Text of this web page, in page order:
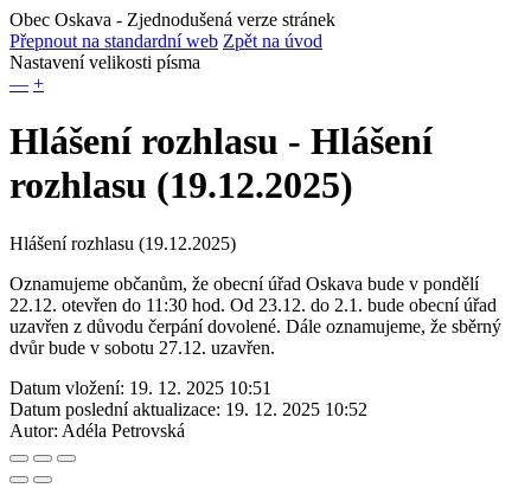
Obec Oskava - Zjednodušená verze stránek
Přepnout na standardní web Zpět na úvod
Nastavení velikosti písma
— +
Hlášení rozhlasu - Hlášení
rozhlasu (19.12.2025)
Hlášení rozhlasu (19.12.2025)
Oznamujeme občanům, že obecní úřad Oskava bude v pondělí
22.12. otevřen do 11:30 hod. Od 23.12. do 2.1. bude obecní úřad
uzavřen z důvodu čerpání dovolené. Dále oznamujeme, že sběrný
dvůr bude v sobotu 27.12. uzavřen.
Datum vložení: 19. 12. 2025 10:51
Datum poslední aktualizace: 19. 12. 2025 10:52
Autor: Adéla Petrovská